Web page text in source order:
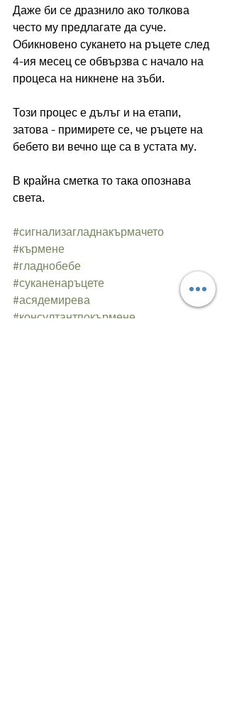
Даже би се дразнило ако толкова
често му предлагате да суче.
Обикновено сукането на ръцете след
4-ия месец се обвързва с начало на
процеса на никнене на зъби.
Този процес е дълъг и на етапи,
затова - примирете се, че ръцете на
бебето ви вечно ще са в устата му.
В крайна сметка то така опознава
света.
#сигнализагладнакърмачето
#кърмене
#гладнобебе
#суканенаръцете
#асядемирева
#консултантпокърмене